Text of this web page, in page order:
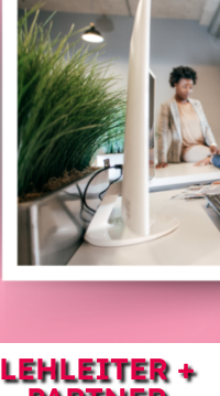
LEHLEITER +